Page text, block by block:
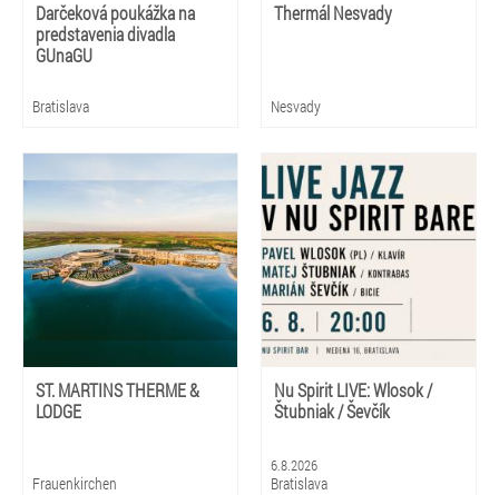
Darčeková poukážka na
predstavenia divadla
GUnaGU
Bratislava
Thermál Nesvady
Nesvady
ST. MARTINS THERME &
LODGE
Frauenkirchen
Nu Spirit LIVE: Wlosok /
Štubniak / Ševčík
6.8.2026
Bratislava